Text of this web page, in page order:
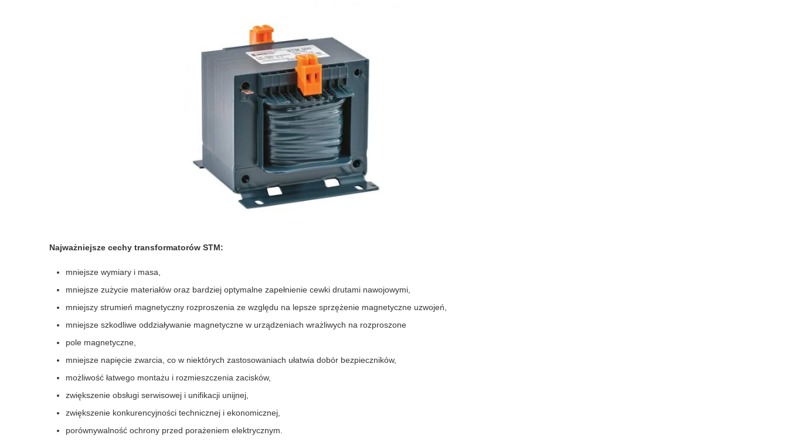
Najważniejsze cechy transformatorów STM:
mniejsze wymiary i masa,
mniejsze zużycie materiałów oraz bardziej optymalne zapełnienie cewki drutami nawojowymi,
mniejszy strumień magnetyczny rozproszenia ze względu na lepsze sprzężenie magnetyczne uzwojeń,
mniejsze szkodliwe oddziaływanie magnetyczne w urządzeniach wrażliwych na rozproszone
pole magnetyczne,
mniejsze napięcie zwarcia, co w niektórych zastosowaniach ułatwia dobór bezpieczników,
możliwość łatwego montażu i rozmieszczenia zacisków,
zwiększenie obsługi serwisowej i unifikacji unijnej,
zwiększenie konkurencyjności technicznej i ekonomicznej,
porównywalność ochrony przed porażeniem elektrycznym.